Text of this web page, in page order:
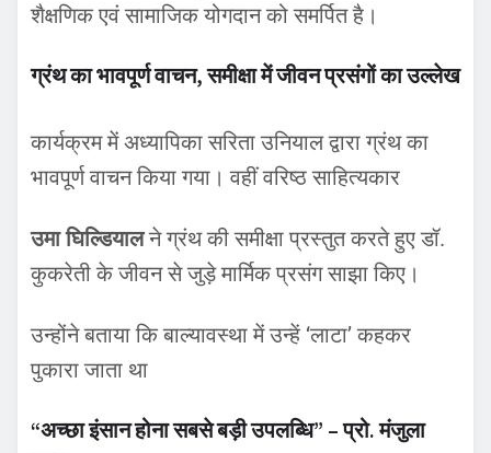
शैक्षणिक एवं सामाजिक योगदान को समर्पित है।
ग्रंथ का भावपूर्ण वाचन, समीक्षा में जीवन प्रसंगों का उल्लेख
कार्यक्रम में अध्यापिका सरिता उनियाल द्वारा ग्रंथ का
भावपूर्ण वाचन किया गया। वहीं वरिष्ठ साहित्यकार
उमा घिल्डियालने ग्रंथ की समीक्षा प्रस्तुत करते हुए डॉ.
कुकरेती के जीवन से जुड़े मार्मिक प्रसंग साझा किए।
उन्होंने बताया कि बाल्यावस्था में उन्हें ‘लाटा’ कहकर
पुकारा जाता था
“अच्छा इंसान होना सबसे बड़ी उपलब्धि” – प्रो. मंजुला